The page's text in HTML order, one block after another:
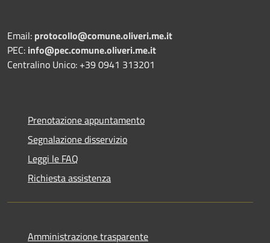
Email: protocollo@comune.oliveri.me.it
PEC: info@pec.comune.oliveri.me.it
Centralino Unico: +39 0941 313201
Prenotazione appuntamento
Segnalazione disservizio
Leggi le FAQ
Richiesta assistenza
Amministrazione trasparente